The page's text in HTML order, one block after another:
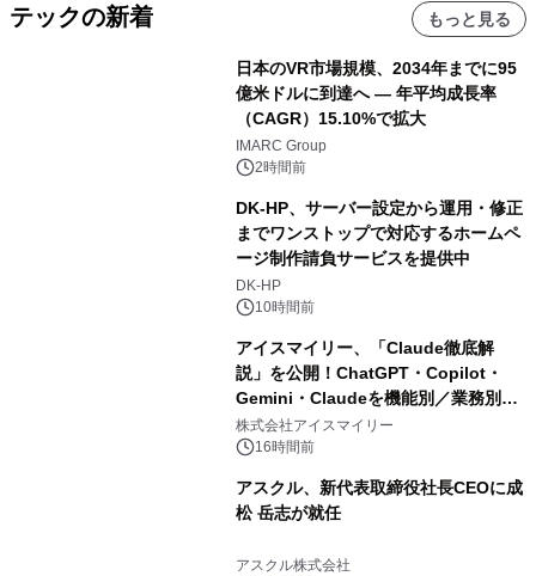
テックの新着 もっと見る
日本のVR市場規模、2034年までに95
億米ドルに到達へ ― 年平均成長率
（CAGR）15.10%で拡大
IMARC Group
2時間前
DK-HP、サーバー設定から運用・修正
までワンストップで対応するホームペ
ージ制作請負サービスを提供中
DK-HP
10時間前
アイスマイリー、「Claude徹底解
説」を公開！ChatGPT・Copilot・
Gemini・Claudeを機能別／業務別に
比較―自社に合う生成AIの選び方がわ
かる実践ガイド
株式会社アイスマイリー
16時間前
アスクル、新代表取締役社長CEOに成
松 岳志が就任
アスクル株式会社